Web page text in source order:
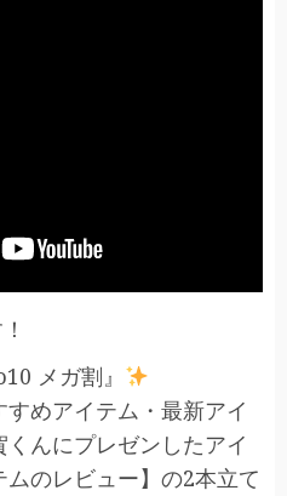
メガ割』
めアイテム・最新アイ
んにプレゼンしたアイ
のレビュー】の2本立て